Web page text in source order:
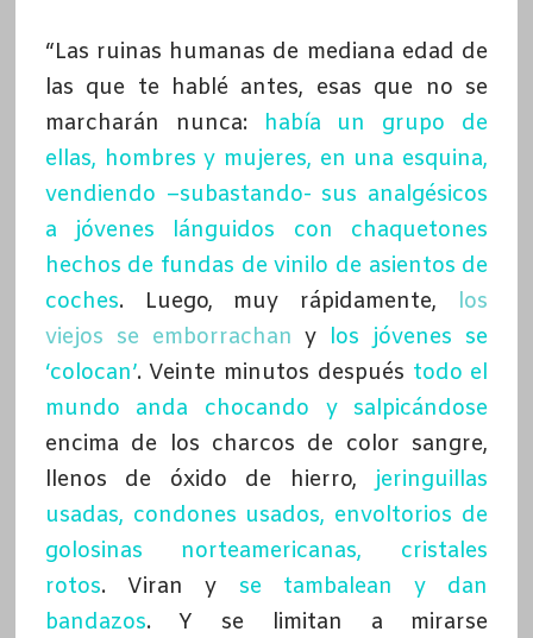
“Las ruinas humanas de mediana edad de
las que te hablé antes, esas que no se
marcharán nunca:
había un grupo de
ellas, hombres y mujeres, en una esquina,
vendiendo –subastando- sus analgésicos
a jóvenes lánguidos con chaquetones
hechos de fundas de vinilo de asientos de
coches. Luego, muy rápidamente, los
viejos se emborrachan y los jóvenes se
‘colocan’. Veinte minutos después todo el
mundo anda chocando y salpicándose
encima de los charcos de color sangre,
llenos de óxido de hierro, jeringuillas
usadas, condones usados, envoltorios de
golosinas norteamericanas, cristales
rotos. Viran y se tambalean y dan
bandazos. Y se limitan a mirarse